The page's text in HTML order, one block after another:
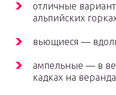
отличные
альпийских
вьющиеся —
ампельные — в
кадках на